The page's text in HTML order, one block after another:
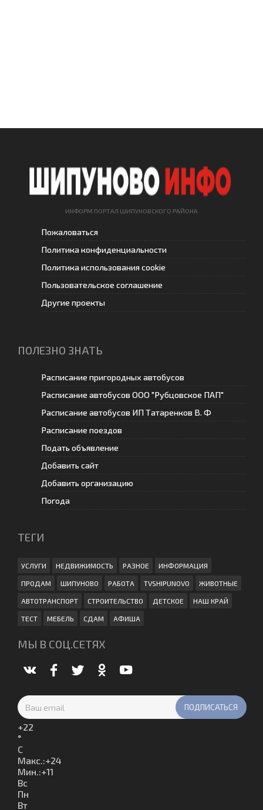
ИНФОРМ ПОРТАЛ ШИПУНОВСКОГО РАЙОНА
Пожаловаться
Политика конфиденциальности
Политика использования cookie
Пользовательское соглашение
Другие проекты
ПОЛЕЗНО ЗНАТЬ
Расписание пригородных автобусов
Расписание автобусов ООО "Рубцовское ПАП"
Расписание автобусов ИП Татаренков В. Ф
Расписание поездов
Подать объявление
Добавить сайт
Добавить организацию
Погода
ТЕГИ
УСЛУГИ НЕДВИЖИМОСТЬ РАЗНОЕ ИНФОРМАЦИЯ
ПРОДАМ ШИПУНОВО РАБОТА TVSHIPUNOVO ЖИВОТНЫЕ
АВТОТРАНСПОРТ СТРОИТЕЛЬСТВО ДЕТСКОЕ НАШ КРАЙ
ТЕСТ МЕБЕЛЬ СДАМ АФИША
МЫ В СОЦ.СЕТЯХ
+22
°
C
Макс.:+24
Мин.:+11
Вс
Пн
Вт